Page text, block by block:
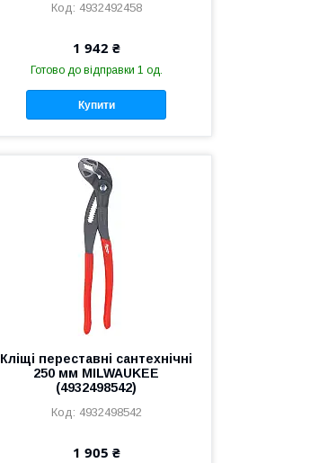
4932492458
1 942 ₴
Готово до відправки 1 од.
Купити
Кліщі переставні сантехнічні
250 мм MILWAUKEE
(4932498542)
4932498542
1 905 ₴